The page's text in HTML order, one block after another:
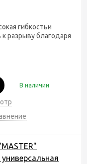
гибкостьи
разрыву благодаря
В наличии